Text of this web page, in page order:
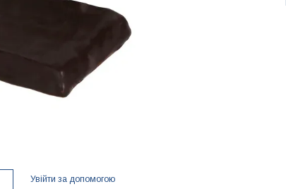
Увійти за допомогою